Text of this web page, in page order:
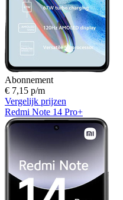
Abonnement
€ 7,15 p/m
Vergelijk prijzen
Redmi Note 14 Pro+